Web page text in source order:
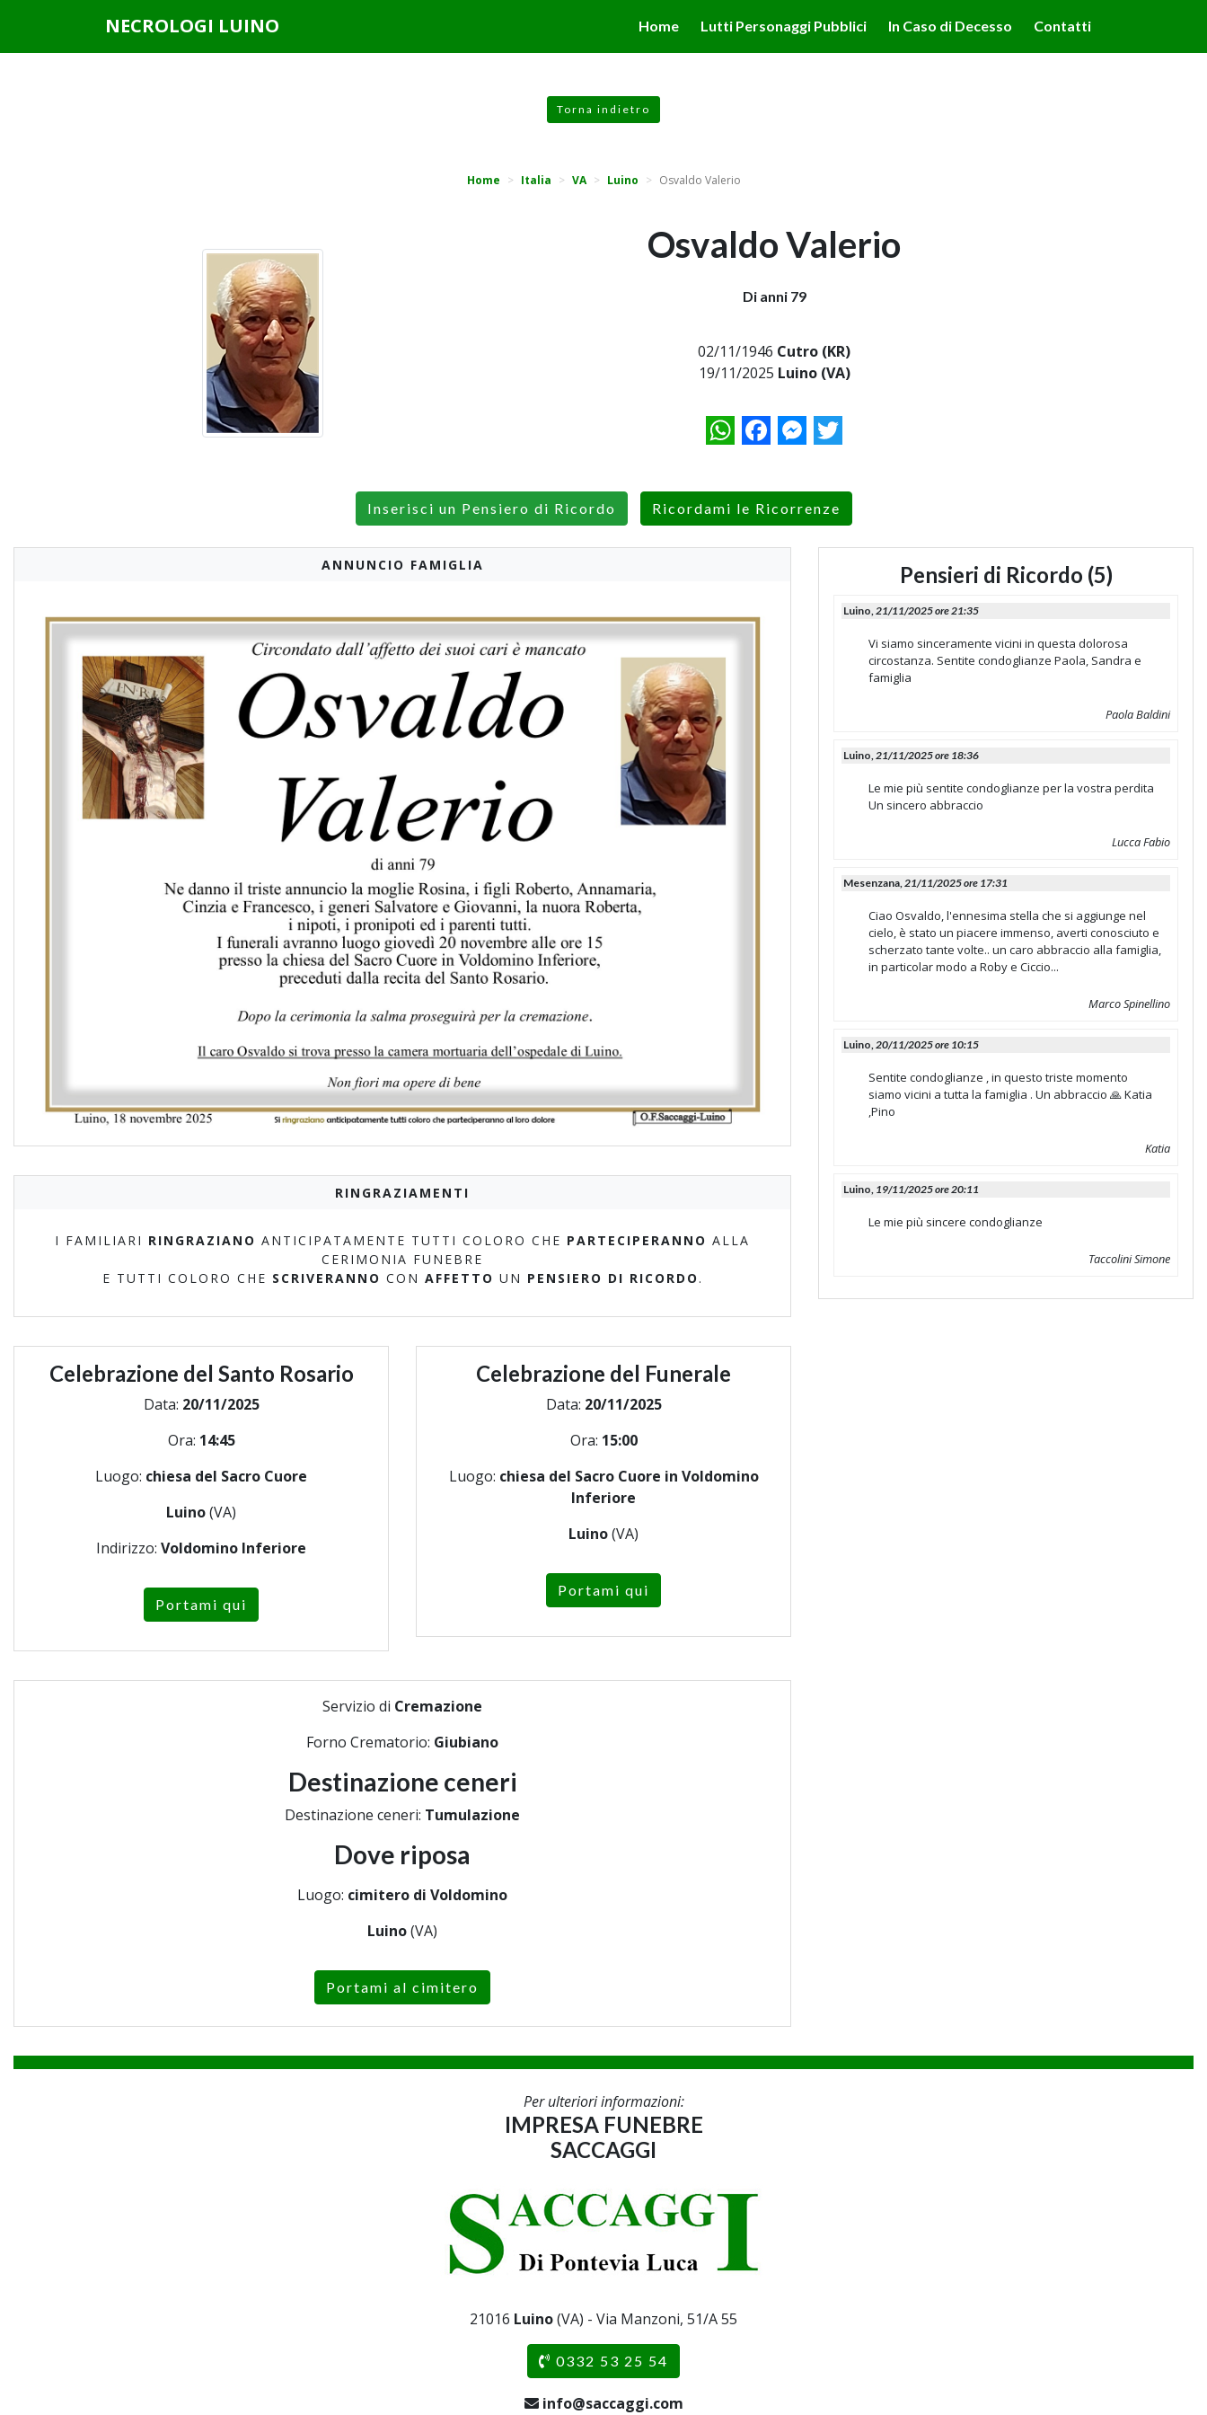
NECROLOGI LUINO Home Lutti Personaggi Pubblici In Caso di Decesso Contatti
Torna indietro
Home Italia VA Luino Osvaldo Valerio
Osvaldo Valerio
Di anni 79
02/11/1946 Cutro (KR)
19/11/2025 Luino (VA)
WhatsAppFacebookMessenger
Twitter
Inserisci un Pensiero di Ricordo Ricordami le Ricorrenze
ANNUNCIO FAMIGLIA
RINGRAZIAMENTI
I FAMILIARI RINGRAZIANO ANTICIPATAMENTE TUTTI COLORO CHE PARTECIPERANNO ALLA
CERIMONIA FUNEBRE
E TUTTI COLORO CHE SCRIVERANNO CON AFFETTO UN PENSIERO DI RICORDO .
Celebrazione del Santo Rosario
Data: 20/11/2025
Ora: 14:45
Luogo: chiesa del Sacro Cuore
Luino(VA)
Indirizzo: Voldomino Inferiore
Portami qui
Celebrazione del Funerale
Data: 20/11/2025
Ora: 15:00
Luogo: chiesa del Sacro Cuore in Voldomino
Inferiore
Luino(VA)
Portami qui
Servizio di Cremazione
Forno Crematorio: Giubiano
Destinazione ceneri
Destinazione ceneri: Tumulazione
Dove riposa
Luogo: cimitero di Voldomino
Luino(VA)
Portami al cimitero
Pensieri di Ricordo (5)
Luino,21/11/2025 ore 21:35
Vi siamo sinceramente vicini in questa dolorosa
circostanza. Sentite condoglianze Paola, Sandra e
famiglia
Paola Baldini
Luino,21/11/2025 ore 18:36
Le mie più sentite condoglianze per la vostra perdita
Un sincero abbraccio
Lucca Fabio
Mesenzana,21/11/2025 ore 17:31
Ciao Osvaldo, l'ennesima stella che si aggiunge nel
cielo, è stato un piacere immenso, averti conosciuto e
scherzato tante volte.. un caro abbraccio alla famiglia,
in particolar modo a Roby e Ciccio...
Marco Spinellino
Luino,20/11/2025 ore 10:15
Sentite condoglianze , in questo triste momento
siamo vicini a tutta la famiglia . Un abbraccio 🙏 Katia
,Pino
Katia
Luino, 19/11/2025 ore 20:11
Le mie più sincere condoglianze
Taccolini Simone
Per ulteriori informazioni:
IMPRESA FUNEBRE
SACCAGGI
21016 Luino(VA) - Via Manzoni, 51/A 55
0332 53 25 54
info@saccaggi.com
scorrendo questa pagina, cliccando su un link o proseguendo la navigazione in altra maniera, acconsenti all'uso dei cookie. Ulteriori informazioni